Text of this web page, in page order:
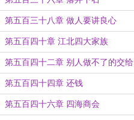
第五百三十八章 做人要讲良心
第五百四十章 江北四大家族
第五百四十二章 别人做不了的交给
我
第五百四十四章 还钱
第五百四十六章 四海商会